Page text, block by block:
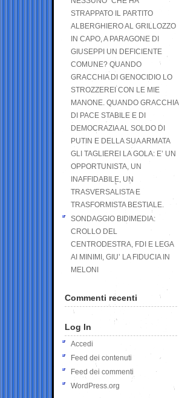
STRAPPATO IL PARTITO
ALBERGHIERO AL GRILLOZZO
IN CAPO, A PARAGONE DI
GIUSEPPI UN DEFICIENTE
COMUNE? QUANDO
GRACCHIA DI GENOCIDIO LO
STROZZEREI CON LE MIE
MANONE. QUANDO GRACCHIA
DI PACE STABILE E DI
DEMOCRAZIA AL SOLDO DI
PUTIN E DELLA SUA ARMATA
GLI TAGLIEREI LA GOLA: E’ UN
OPPORTUNISTA, UN
INAFFIDABILE, UN
TRASVERSALISTA E
TRASFORMISTA BESTIALE.
SONDAGGIO BIDIMEDIA:
CROLLO DEL
CENTRODESTRA, FDI E LEGA
AI MINIMI, GIU’ LA FIDUCIA IN
MELONI
Commenti recenti
Log In
Accedi
Feed dei contenuti
Feed dei commenti
WordPress.org